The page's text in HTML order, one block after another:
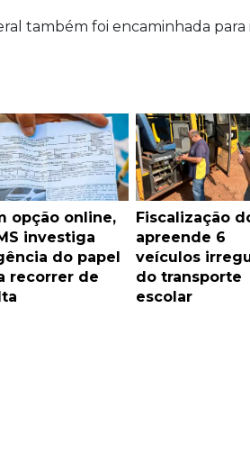
também foi encaminhada para
opção online,
investiga
do papel
recorrer de
Fiscalização
apreende 6
veículos
do transporte
escolar